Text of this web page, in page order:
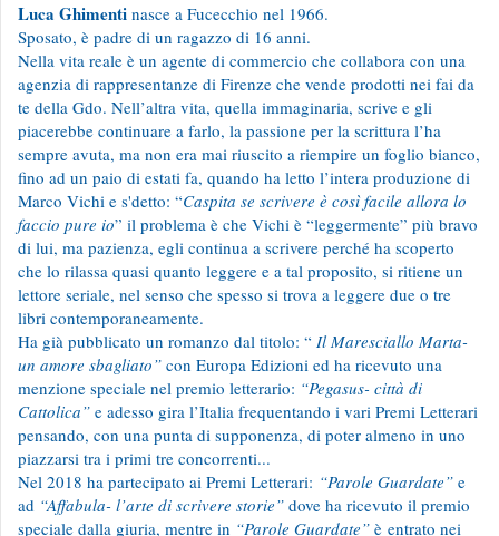
Luca Ghimenti nasce a Fucecchio nel 1966.
Sposato, è padre di un ragazzo di 16 anni.
Nella vita reale è un agente di commercio che collabora con una
agenzia di rappresentanze di Firenze che vende prodotti nei fai da
te della Gdo. Nell’altra vita, quella immaginaria, scrive e gli
piacerebbe continuare a farlo, la passione per la scrittura l’ha
sempre avuta, ma non era mai riuscito a riempire un foglio bianco,
fino ad un paio di estati fa, quando ha letto l’intera produzione di
Marco Vichi e s'detto: “Caspita se scrivere è così facile allora lo
faccio pure io” il problema è che Vichi è “leggermente” più bravo
di lui, ma pazienza, egli continua a scrivere perché ha scoperto
che lo rilassa quasi quanto leggere e a tal proposito, si ritiene un
lettore seriale, nel senso che spesso si trova a leggere due o tre
libri contemporaneamente.
Ha già pubblicato un romanzo dal titolo: “ Il Maresciallo Marta-
un amore sbagliato” con Europa Edizioni ed ha ricevuto una
menzione speciale nel premio letterario: “Pegasus- città di
Cattolica” e adesso gira l’Italia frequentando i vari Premi Letterari
pensando, con una punta di supponenza, di poter almeno in uno
piazzarsi tra i primi tre concorrenti...
Nel 2018 ha partecipato ai Premi Letterari: “Parole Guardate” e
ad “Affabula- l’arte di scrivere storie” dove ha ricevuto il premio
speciale dalla giuria, mentre in “Parole Guardate” è entrato nei